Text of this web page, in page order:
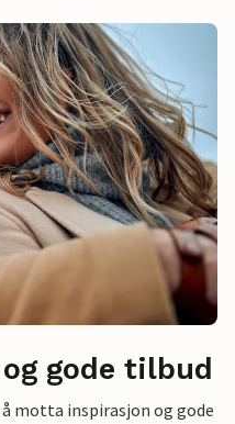
gode tilbud
motta inspirasjon og gode